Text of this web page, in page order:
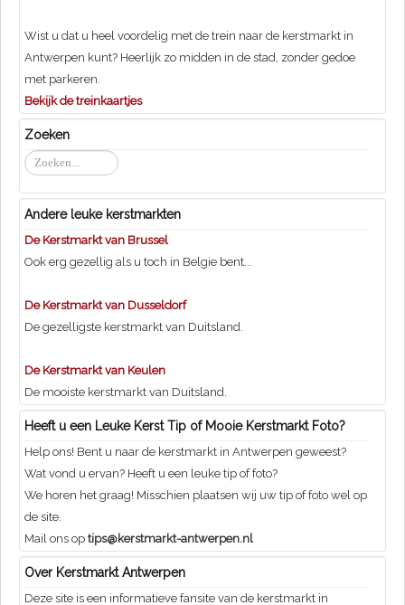
Wist u dat u heel voordelig met de trein naar de kerstmarkt in
Antwerpen kunt? Heerlijk zo midden in de stad, zonder gedoe
met parkeren.
Bekijk de treinkaartjes
Zoeken
Zoeken...
Andere leuke kerstmarkten
De Kerstmarkt van Brussel
Ook erg gezellig als u toch in Belgie bent...
De Kerstmarkt van Dusseldorf
De gezelligste kerstmarkt van Duitsland.
De Kerstmarkt van Keulen
De mooiste kerstmarkt van Duitsland.
Heeft u een Leuke Kerst Tip of Mooie Kerstmarkt Foto?
Help ons! Bent u naar de kerstmarkt in Antwerpen geweest?
Wat vond u ervan? Heeft u een leuke tip of foto?
We horen het graag! Misschien plaatsen wij uw tip of foto wel op
de site.
Mail ons op tips@kerstmarkt-antwerpen.nl
Over Kerstmarkt Antwerpen
Deze site is een informatieve fansite van de kerstmarkt in